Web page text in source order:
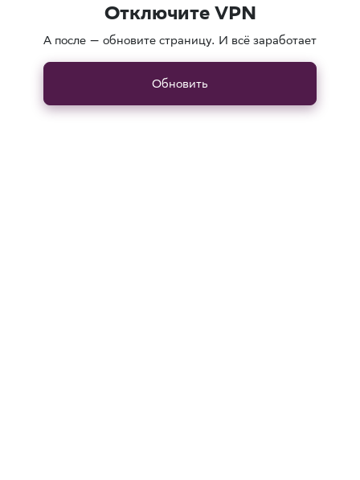
Отключите VPN
А после — обновите страницу. И всё заработает
Обновить